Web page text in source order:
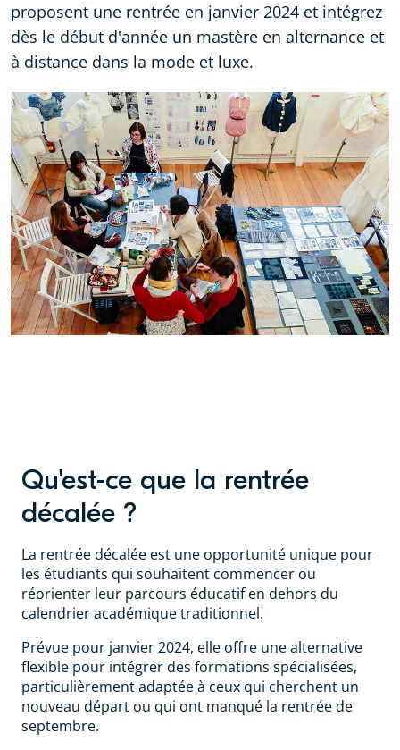
proposent une rentrée en janvier 2024 et intégrez
dès le début d'année un mastère en alternance et
à distance dans la mode et luxe.
Qu'est-ce que la rentrée
décalée ?
La rentrée décalée est une opportunité unique pour
les étudiants qui souhaitent commencer ou
réorienter leur parcours éducatif en dehors du
calendrier académique traditionnel.
Prévue pour janvier 2024, elle offre une alternative
flexible pour intégrer des formations spécialisées,
particulièrement adaptée à ceux qui cherchent un
nouveau départ ou qui ont manqué la rentrée de
septembre.